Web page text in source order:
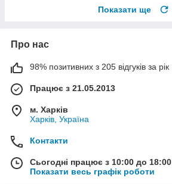
Показати ще
Про нас
98% позитивних з 205 відгуків за рік
Працює з 21.05.2013
м. Харків
Харків, Україна
Контакти
Сьогодні працює з 10:00 до 18:00
Показати весь графік роботи